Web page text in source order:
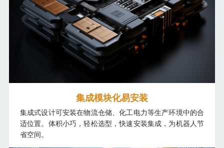
集成模块化易安装
集成式设计可安装在物流仓储、化工电力等生产环境中的合
适位置。体积小巧，轻松选型，快速安装集成，为机器人节
省空间。